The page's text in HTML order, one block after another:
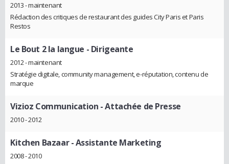
2013 - maintenant
Rédaction des critiques de restaurant des guides City Paris et Paris
Restos
Le Bout 2 la langue - Dirigeante
2012 - maintenant
Stratégie digitale, community management, e-réputation, contenu de
marque
Vizioz Communication - Attachée de Presse
2010 - 2012
Kitchen Bazaar- Assistante Marketing
2008 - 2010